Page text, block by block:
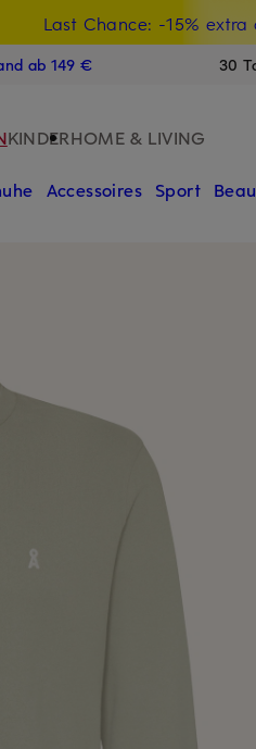
Last Chance: -15% extra
15€-
ab 149 € 30
KINDERHOME & LIVING
Accessoires Sport